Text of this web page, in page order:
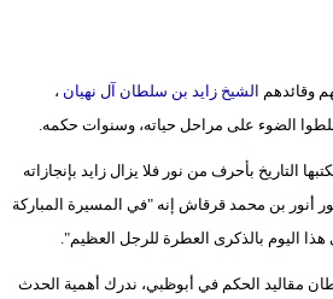
الشيخ زايد بن سلطان آل نهيان ،
الضوء على مراحل حياته، وسنوات حكمه.
والتخطيط في عجمان على "تويتر" "50 عامًا يكتبها التاريخ بأحرف من نور فلا يزال زايد بإنجازاته
أنور بن محمد قرقاش إنه "في المسيرة المباركة
اليوم بالذكرى العطرة للرجل العظيم".
عامًا على تولي الشيخ زايد بن سلطان مقاليد الحكم في أبوظبي، ندرك أهمية الحدث